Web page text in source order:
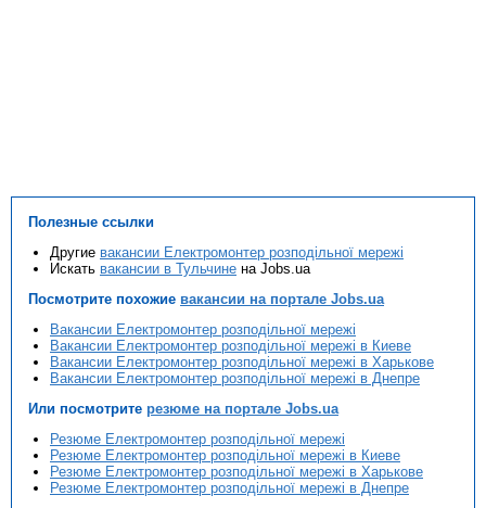
Полезные ссылки
Другие вакансии Електромонтер розподільної мережі
Искать вакансии в Тульчине на Jobs.ua
Посмотрите похожие вакансии на портале Jobs.ua
Вакансии Електромонтер розподільної мережі
Вакансии Електромонтер розподільної мережі в Киеве
Вакансии Електромонтер розподільної мережі в Харькове
Вакансии Електромонтер розподільної мережі в Днепре
Или посмотрите резюме на портале Jobs.ua
Резюме Електромонтер розподільної мережі
Резюме Електромонтер розподільної мережі в Киеве
Резюме Електромонтер розподільної мережі в Харькове
Резюме Електромонтер розподільної мережі в Днепре